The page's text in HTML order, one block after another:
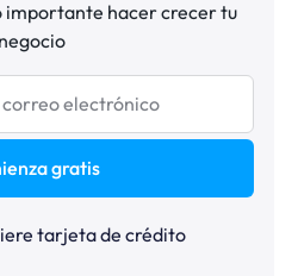
importante hacer crecer tu
negocio
gratis
tarjeta de crédito